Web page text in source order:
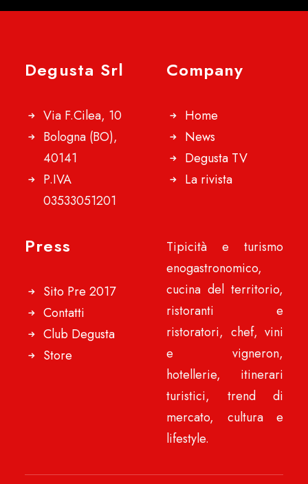
Degusta Srl
Via F.Cilea, 10
Bologna (BO),
40141
P.IVA
03533051201
Company
Home
News
Degusta TV
La rivista
Press
Sito Pre 2017
Contatti
Club Degusta
Store
Tipicità e turismo
enogastronomico,
cucina del territorio,
ristoranti e
ristoratori, chef, vini
e vigneron,
hotellerie, itinerari
turistici, trend di
mercato, cultura e
lifestyle.